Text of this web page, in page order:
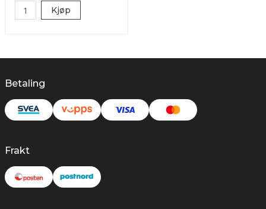
Kjøp
Betaling
Frakt